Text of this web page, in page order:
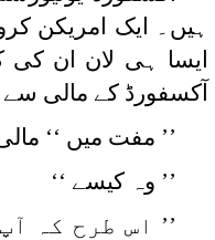
ہیں۔ ایک امریکن
ایسا ہی لان ان کی
آکسفورڈ کے مالی سے
’’ مفت میں ‘‘
’’ وہ کیسے ‘‘
’’ اس طرح کہ